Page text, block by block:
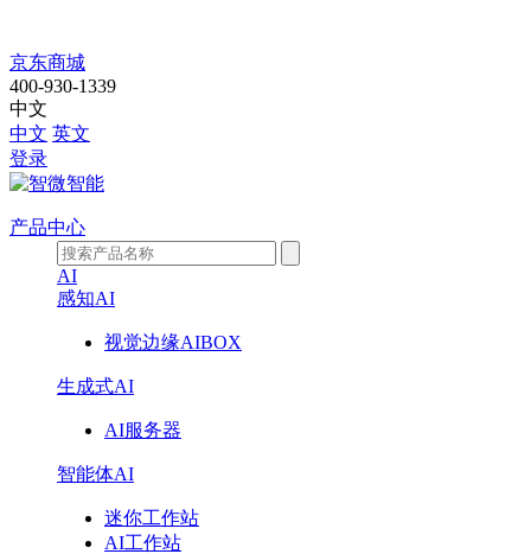
走
进
智
微
京东商城
400-930-1339
中文
中文 英文
登录
产品中心
AI
感知AI
视觉边缘AIBOX
生成式AI
AI服务器
智能体AI
迷你工作站
AI工作站